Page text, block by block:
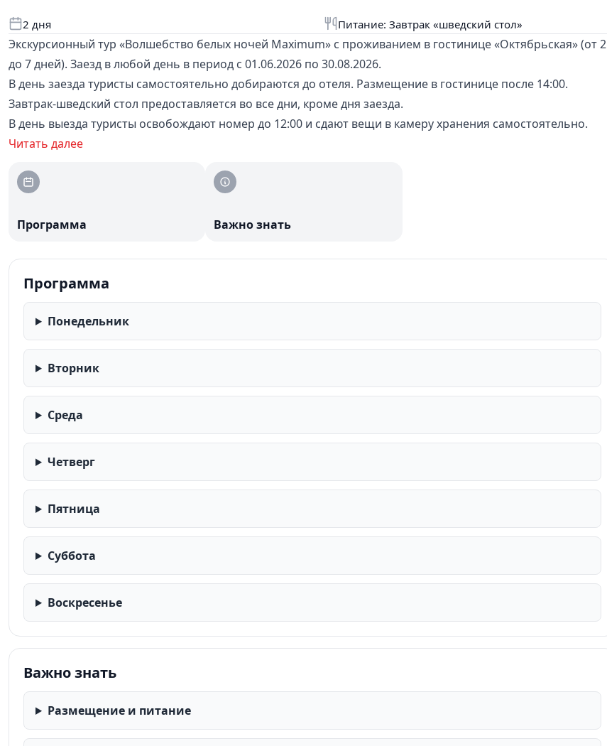
2 дня Питание: Завтрак «шведский стол»
Экскурсионный тур «Волшебство белых ночей Maximum» с проживанием в гостинице «Октябрьская» (от 2
до 7 дней). Заезд в любой день в период с 01.06.2026 по 30.08.2026.
В день заезда туристы самостоятельно добираются до отеля. Размещение в гостинице после 14:00.
Завтрак-шведский стол предоставляется во все дни, кроме дня заезда.
В день выезда туристы освобождают номер до 12:00 и сдают вещи в камеру хранения самостоятельно.
Читать далее
Программа Важно знать
Программа
Понедельник
Вторник
Среда
Четверг
Пятница
Суббота
Воскресенье
Важно знать
Размещение и питание